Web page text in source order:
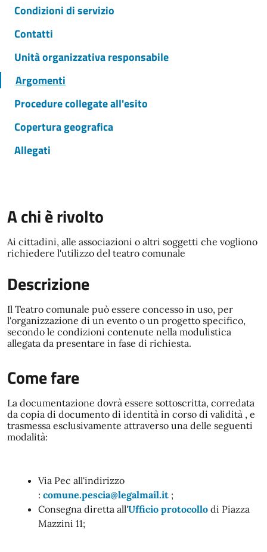
Condizioni di servizio
Contatti
Unità organizzativa responsabile
Argomenti
Procedure collegate all'esito
Copertura geografica
Allegati
A chi è rivolto
Ai cittadini, alle associazioni o altri soggetti che vogliono
richiedere l'utilizzo del teatro comunale
Descrizione
Il Teatro comunale può essere concesso in uso, per
l'organizzazione di un evento o un progetto specifico,
secondo le condizioni contenute nella modulistica
allegata da presentare in fase di richiesta.
Come fare
La documentazione dovrà essere sottoscritta, corredata
da copia di documento di identità in corso di validità , e
trasmessa esclusivamente attraverso una delle seguenti
modalità:
Via Pec all'indirizzo
: comune.pescia@legalmail.it ;
Consegna diretta all'Ufficio protocollo di Piazza
Mazzini 11;